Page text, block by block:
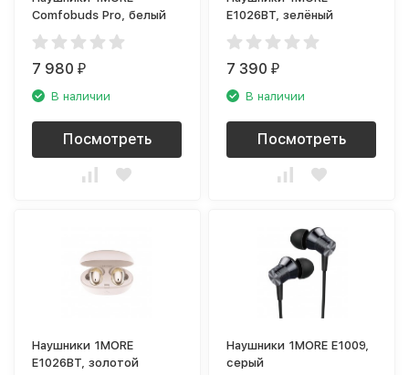
Comfobuds Pro, белый
7 980₽
В наличии
Посмотреть
E1026BT, зелёный
7 390₽
В наличии
Посмотреть
Наушники 1MORE
E1026BT, золотой
Наушники 1MORE E1009,
серый